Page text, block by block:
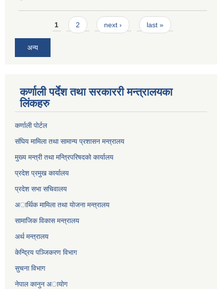
Pages1 2 next › last »
अन्य
कर्णाली पर्देश तथा सरकाररी मन्त्रालयका
लिंकहरु
कर्णाली पाेर्टल
संघिय मामिला तथा सामान्य प्रशासन मन्त्रालय
मुख्य मन्त्री तथा मन्त्रिपरिषदको कार्यालय
प्रदेश प्रमुख कार्यालय
प्रदेश सभा सचिवालय
अार्थिक मामिला तथा याेजना मन्त्रालय
सामाजिक विकास मन्त्रालय
अर्थ मन्त्रालय
केन्द्रिय पञ्जिकरण विभाग
सुचना विभाग
नेपाल कानुन अायाेग